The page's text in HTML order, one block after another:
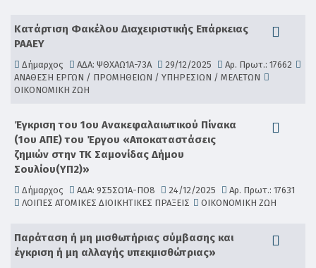
Κατάρτιση Φακέλου Διαχειριστικής Επάρκειας
ΡΑΑΕΥ
Δήμαρχος ΑΔΑ: ΨΘΧΑΩ1Α-73Α 29/12/2025
Αρ. Πρωτ.: 17662
ΑΝΑΘΕΣΗ ΕΡΓΩΝ / ΠΡΟΜΗΘΕΙΩΝ / ΥΠΗΡΕΣΙΩΝ / ΜΕΛΕΤΩΝ
ΟΙΚΟΝΟΜΙΚΗ ΖΩΗ
Έγκριση του 1ου Ανακεφαλαιωτικού Πίνακα
(1ου ΑΠΕ) του Έργου «Aποκαταστάσεις
ζημιών στην ΤΚ Σαμονίδας Δήμου
Σουλίου(YΠ2)»
Δήμαρχος ΑΔΑ: 9Σ5ΣΩ1Α-ΠΟ8 24/12/2025
Αρ. Πρωτ.: 17631
ΛΟΙΠΕΣ ΑΤΟΜΙΚΕΣ ΔΙΟΙΚΗΤΙΚΕΣ ΠΡΑΞΕΙΣ
ΟΙΚΟΝΟΜΙΚΗ ΖΩΗ
Παράταση ή μη μισθωτήριας σύμβασης και
έγκριση ή μη αλλαγής υπεκμισθώτριας»